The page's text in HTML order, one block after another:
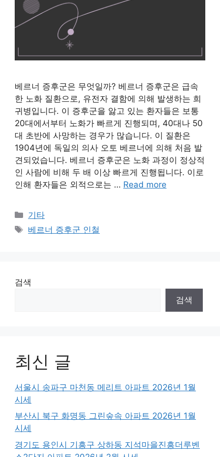
베르너 증후군은 무엇일까? 베르너 증후군은 급속
한 노화 질환으로, 유전자 결함에 의해 발생하는 희
귀병입니다. 이 증후군을 앓고 있는 환자들은 보통
20대에서부터 노화가 빠르게 진행되며, 40대나 50
대 초반에 사망하는 경우가 많습니다. 이 질환은
1904년에 독일의 의사 오토 베르너에 의해 처음 발
견되었습니다. 베르너 증후군은 노화 과정이 정상적
인 사람에 비해 두 배 이상 빠르게 진행됩니다. 이로
인해 환자들은 외적으로는 … Read more
Categories
기타
Tags
베르너 증후군 인철
검색
검색
최신 글
서울시 송파구 마천동 메리트 아파트 2026년 1월
시세
부산시 북구 화명동 그린숲속 아파트 2026년 1월
시세
경기도 용인시 기흥구 상하동 지석마을진흥더루벤